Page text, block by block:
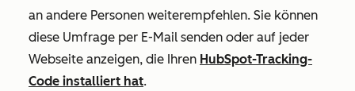
an andere Personen weiterempfehlen. Sie können
diese Umfrage per E-Mail senden oder auf jeder
Webseite anzeigen, die Ihren HubSpot-Tracking-
Code installiert hat.